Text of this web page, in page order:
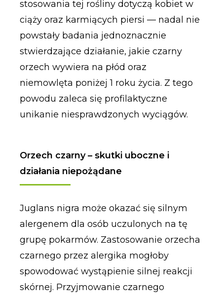
stosowania tej rośliny dotyczą kobiet w
ciąży oraz karmiących piersi — nadal nie
powstały badania jednoznacznie
stwierdzające działanie, jakie czarny
orzech wywiera na płód oraz
niemowlęta poniżej 1 roku życia. Z tego
powodu zaleca się profilaktyczne
unikanie niesprawdzonych wyciągów.
Orzech czarny – skutki uboczne i
działania niepożądane
Juglans nigra może okazać się silnym
alergenem dla osób uczulonych na tę
grupę pokarmów. Zastosowanie orzecha
czarnego przez alergika mogłoby
spowodować wystąpienie silnej reakcji
skórnej. Przyjmowanie czarnego